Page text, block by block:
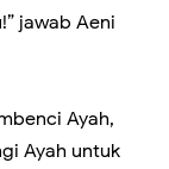
jawab Aeni
Ayah,
Ayah untuk